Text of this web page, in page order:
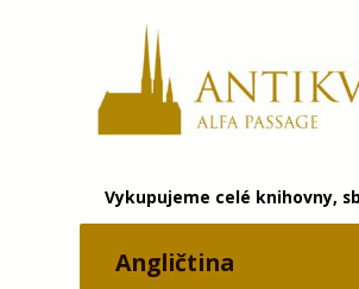
Vykupujeme celé knihovny,
Angličtina